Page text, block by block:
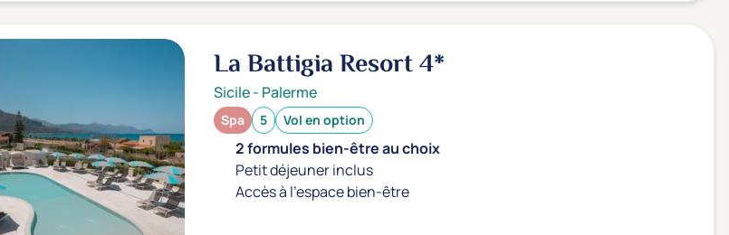
La Battigia Resort4*
Sicile- Palerme
Spa 5 Vol en option
2 formules bien-être au choix
Petit déjeuner inclus
Accès à l'espace bien-être